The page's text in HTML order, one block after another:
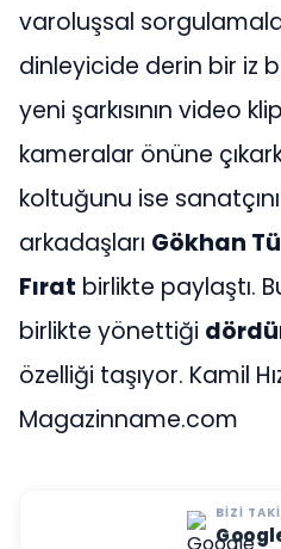
varoluşsal
dinleyicide derin bir iz
yeni şarkısının video
kameralar önüne
koltuğunu ise
arkadaşları Gökhan
Fırat birlikte paylaştı.
birlikte yönettiği
özelliği taşıyor. Kamil
Magazinname.com
BIZI